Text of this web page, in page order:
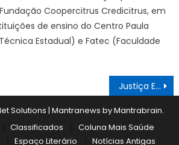
Coopercitrus Credicitrus, em
de ensino do Centro Paula
Estadual) e Fatec (Faculdade
Justiça Eleitoral orienta levar ‘cola’ pronta para votação
Solutions | Mantranews byMantrabrain.
Classificados
Coluna Mais Saúde
Espaço Literário Notícias Antigas